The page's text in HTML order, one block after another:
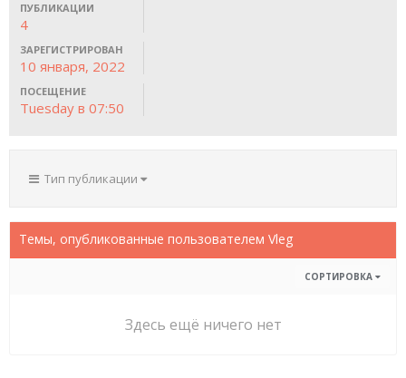
ПУБЛИКАЦИИ
4
ЗАРЕГИСТРИРОВАН
10 января, 2022
ПОСЕЩЕНИЕ
Tuesday в 07:50
Тип публикации
Темы, опубликованные пользователем Vleg
СОРТИРОВКА
Здесь ещё ничего нет